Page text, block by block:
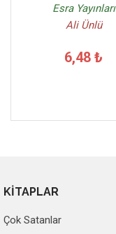
Esra Yayınları
Ali Ünlü
6,48 ₺
KİTAPLAR
Çok Satanlar